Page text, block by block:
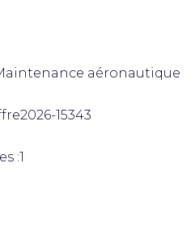
aéronautique
15343
:1